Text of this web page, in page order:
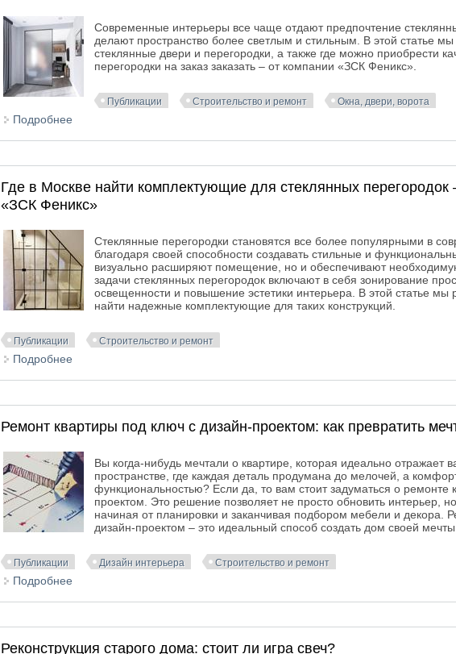
Современные интерьеры все чаще отдают предпочтение
делают пространство более светлым и стильным. В этой статье
стеклянные двери и перегородки, а также где можно приобрести
перегородки на заказ заказать – от компании «ЗСК Феникс».
Публикации Строительство и ремонт Окна, двери, ворота
Подробнее
Где в Москве найти комплектующие для стеклянных
«ЗСК Феникс»
Стеклянные перегородки становятся все более популярными в
благодаря своей способности создавать стильные и
визуально расширяют помещение, но и обеспечивают
задачи стеклянных перегородок включают в себя зонирование
освещенности и повышение эстетики интерьера. В этой статье
найти надежные комплектующие для таких конструкций.
Публикации Строительство и ремонт
Подробнее
Ремонт квартиры под ключ с дизайн-проектом: как превратить
Вы когда-нибудь мечтали о квартире, которая идеально отражает
пространстве, где каждая деталь продумана до мелочей, а
функциональностью? Если да, то вам стоит задуматься о ремонте
проектом. Это решение позволяет не просто обновить интерьер,
начиная от планировки и заканчивая подбором мебели и декора.
дизайн-проектом – это идеальный способ создать дом своей
Публикации Дизайн интерьера Строительство и ремонт
Подробнее
Реконструкция старого дома: стоит ли игра свеч?